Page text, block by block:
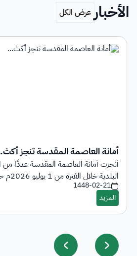
الأخبار
أمانة العاصمة المقدسة تنجز
أنجزت أمانة العاصمة المقدسة عددًا من
البلدية خلال الفترة من 1 يوليو 2026م حتى 30 يو...
1448-02-21